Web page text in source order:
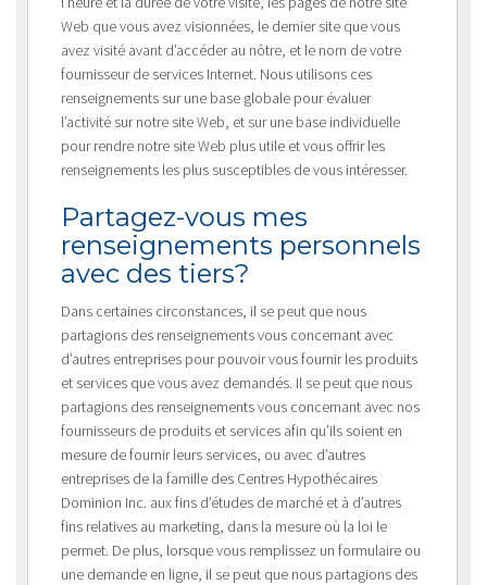
Web que vous avez visionnées, le dernier site que vous
avez visité avant d’accéder au nôtre, et le nom de votre
fournisseur de services Internet. Nous utilisons ces
renseignements sur une base globale pour évaluer
l’activité sur notre site Web, et sur une base individuelle
pour rendre notre site Web plus utile et vous offrir les
renseignements les plus susceptibles de vous intéresser.
Partagez-vous mes
renseignements personnels
avec des tiers?
Dans certaines circonstances, il se peut que nous
partagions des renseignements vous concernant avec
d’autres entreprises pour pouvoir vous fournir les produits
et services que vous avez demandés. Il se peut que nous
partagions des renseignements vous concernant avec nos
fournisseurs de produits et services afin qu’ils soient en
mesure de fournir leurs services, ou avec d’autres
entreprises de la famille des Centres Hypothécaires
Dominion Inc. aux fins d’études de marché et à d’autres
fins relatives au marketing, dans la mesure où la loi le
permet. De plus, lorsque vous remplissez un formulaire ou
une demande en ligne, il se peut que nous partagions des